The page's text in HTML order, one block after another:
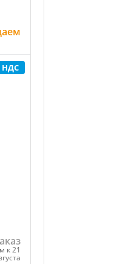
НДС
к 21